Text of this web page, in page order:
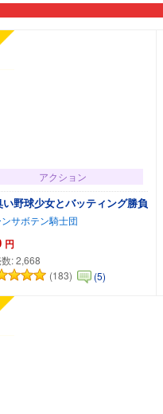
アクション
い野球少女とバッティング勝負
ンサボテン騎士団
円
:2,668
(183)
(5)
カートに追加